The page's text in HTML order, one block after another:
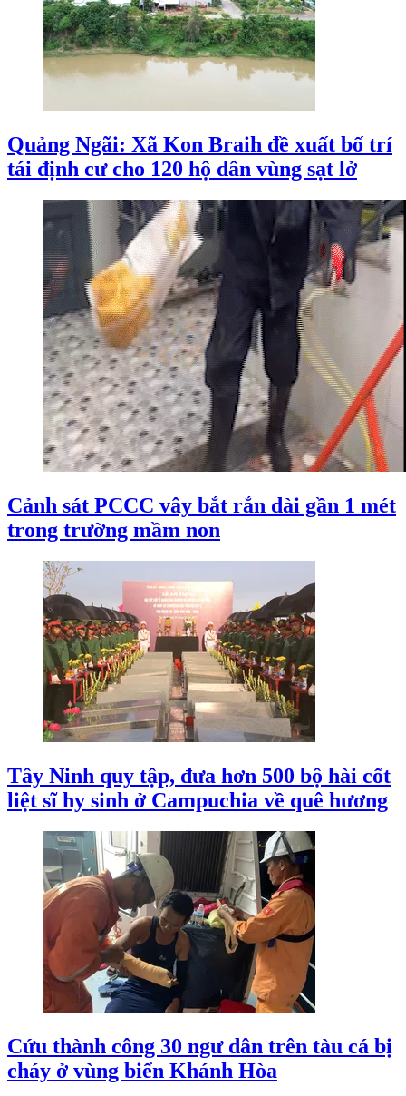
Quảng Ngãi: Xã Kon Braih đề xuất bố trí
tái định cư cho 120 hộ dân vùng sạt lở
Cảnh sát PCCC vây bắt rắn dài gần 1 mét
trong trường mầm non
Tây Ninh quy tập, đưa hơn 500 bộ hài cốt
liệt sĩ hy sinh ở Campuchia về quê hương
Cứu thành công 30 ngư dân trên tàu cá bị
cháy ở vùng biển Khánh Hòa